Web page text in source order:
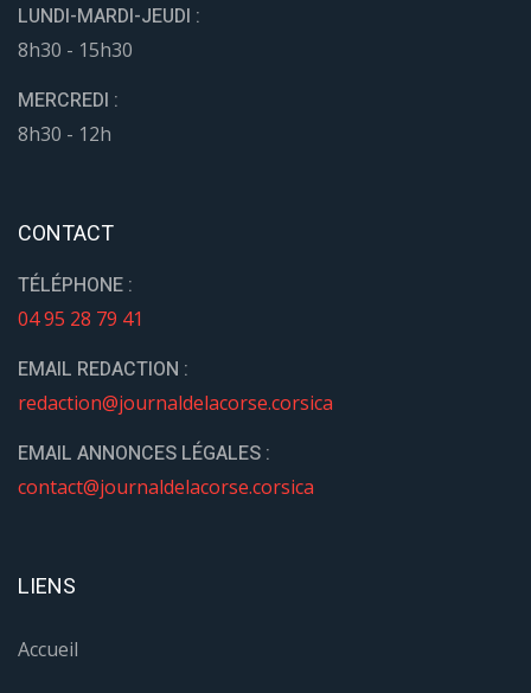
LUNDI-MARDI-JEUDI :
8h30 - 15h30
MERCREDI :
8h30 - 12h
CONTACT
TÉLÉPHONE :
04 95 28 79 41
EMAIL REDACTION :
redaction@journaldelacorse.corsica
EMAIL ANNONCES LÉGALES :
contact@journaldelacorse.corsica
LIENS
Accueil